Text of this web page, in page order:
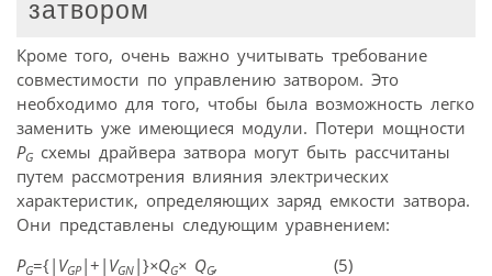
затвором
Кроме того, очень важно учитывать требование
совместимости по управлению затвором. Это
необходимо для того, чтобы была возможность легко
заменить уже имеющиеся модули. Потери мощности
PG схемы драйвера затвора могут быть рассчитаны
путем рассмотрения влияния электрических
характеристик, определяющих заряд емкости затвора.
Они представлены следующим уравнением:
PG={| VGP|+| VGN |}×QG× QG, (5)